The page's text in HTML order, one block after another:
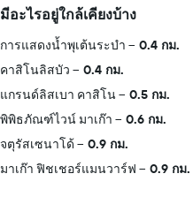
มีอะไรอยู่ใกล้เคียงบ้าง
การแสดงน้ำพุเต้นระบำ
0.4 กม.
คาสิโนลิสบัว
0.4 กม.
แกรนด์ลิสเบา คาสิโน
0.5 กม.
พิพิธภัณฑ์ไวน์ มาเก๊า
0.6 กม.
จตุรัสเซนาโด้
0.9 กม.
มาเก๊า ฟิชเชอร์แมนวาร์ฟ
0.9 กม.